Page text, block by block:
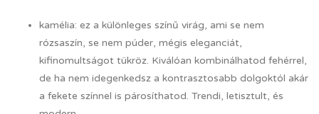
kamélia: ez a különleges színű virág, ami se nem
rózsaszín, se nem púder, mégis eleganciát,
kifinomultságot tükröz. Kiválóan kombinálhatod fehérrel,
de ha nem idegenkedsz a kontrasztosabb dolgoktól akár
a fekete színnel is párosíthatod. Trendi, letisztult, és